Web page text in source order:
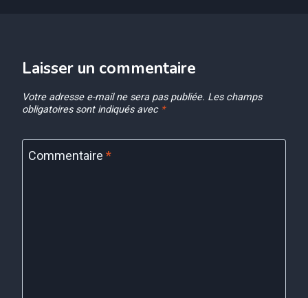
Laisser un commentaire
Votre adresse e-mail ne sera pas publiée. Les champs
obligatoires sont indiqués avec *
Commentaire *